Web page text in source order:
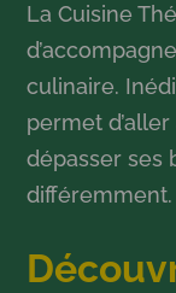
La Cuisine
culinaire.
permet
dépasser ses
différemment.